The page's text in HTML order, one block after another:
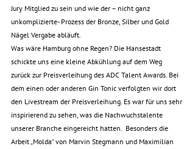
Jury Mitglied zu sein und wie der – nicht ganz
unkomplizierte- Prozess der Bronze, Silber und Gold
Nägel Vergabe abläuft.
Was wäre Hamburg ohne Regen? Die Hansestadt
schickte uns eine kleine Abkühlung auf dem Weg
zurück zur Preisverleihung des ADC Talent Awards. Bei
dem einen oder anderen Gin Tonic verfolgten wir dort
den Livestream der Preisverleihung. Es war für uns sehr
inspirierend zu sehen, was die Nachwuchstalente
unserer Branche eingereicht hatten.  Besonders die
Arbeit „Molda“ von Marvin Stegmann und Maximilian